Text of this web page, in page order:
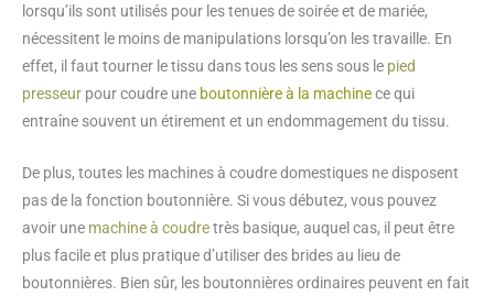
lorsqu’ils sont utilisés pour les tenues de soirée et de mariée,
nécessitent le moins de manipulations lorsqu’on les travaille. En
effet, il faut tourner le tissu dans tous les sens sous le pied
presseur pour coudre une boutonnière à la machinece qui
entraîne souvent un étirement et un endommagement du tissu.
De plus, toutes les machines à coudre domestiques ne disposent
pas de la fonction boutonnière. Si vous débutez, vous pouvez
avoir une machine à coudretrès basique, auquel cas, il peut être
plus facile et plus pratique d’utiliser des brides au lieu de
boutonnières. Bien sûr, les boutonnières ordinaires peuvent en fait